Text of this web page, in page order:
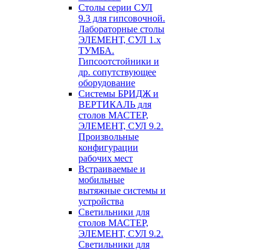
Столы серии СУЛ
9.3 для гипсовочной.
Лабораторные столы
ЭЛЕМЕНТ, СУЛ 1.х
ТУМБА.
Гипсоотстойники и
др. сопутствующее
оборудование
Системы БРИДЖ и
ВЕРТИКАЛЬ для
столов МАСТЕР,
ЭЛЕМЕНТ, СУЛ 9.2.
Произвольные
конфигурации
рабочих мест
Встраиваемые и
мобильные
вытяжные системы и
устройства
Светильники для
столов МАСТЕР,
ЭЛЕМЕНТ, СУЛ 9.2.
Светильники для